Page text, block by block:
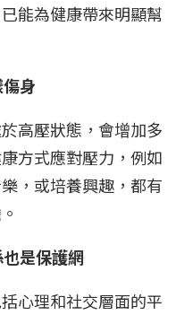
能為健康帶來明顯幫
身
高壓狀態，會增加多
方式應對壓力，例如
，或培養興趣，都有
是保護網
心理和社交層面的平